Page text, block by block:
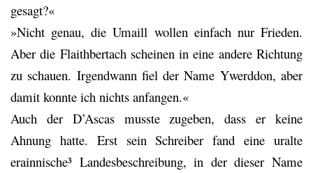
gesagt?«
»Nicht genau, die Umaill wollen einfach nur Frieden.
Aber die Flaithbertach scheinen in eine andere Richtung
zu schauen. Irgendwann fiel der Name Ywerddon, aber
damit konnte ich nichts anfangen.«
Auch der D’Ascas musste zugeben, dass er keine
Ahnung hatte. Erst sein Schreiber fand eine uralte
erainnische³ Landesbeschreibung, in der dieser Name